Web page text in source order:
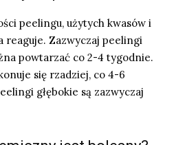
peelingu, użytych kwasów i
reaguje. Zazwyczaj peelingi
powtarzać co 2-4 tygodnie.
się rzadziej, co 4-6
głębokie są zazwyczaj